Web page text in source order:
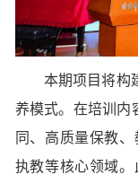
本期项目将
养模式。 在培训内
同、高质量保教
执教等核心领域